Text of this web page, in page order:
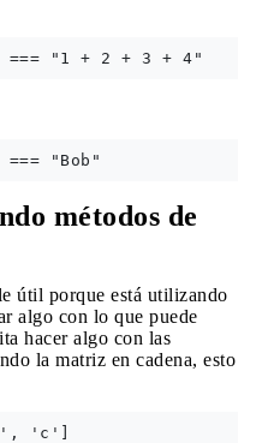
métodos de
útil porque está utilizando
algo con lo que puede
hacer algo con las
la matriz en cadena, esto
'c']